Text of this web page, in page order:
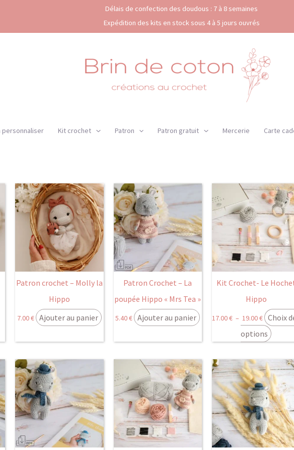
Délais de confection des doudous : 7 à 8 semaines
Expédition des kits en stock sous 4 à 5 jours ouvrés
personnaliser Kit crochet Patron Patron gratuit Mercerie Carte
Patron crochet – Molly la
Hippo
7.00€ Ajouter au panier
Patron Crochet – La
poupée Hippo « Mrs Tea »
5.40€ Ajouter au panier
Kit Crochet- Le
Hippo
17.00€ – 19.00€
Plage
de
prix :
17.00 €
à
19.00 €
Choix
options
Ce
a
Les
options
sur
la
du
Plage
de
prix :
19.00 €
à
21.00 €
Ce
produit
a
plusieurs
variations.
Les
options